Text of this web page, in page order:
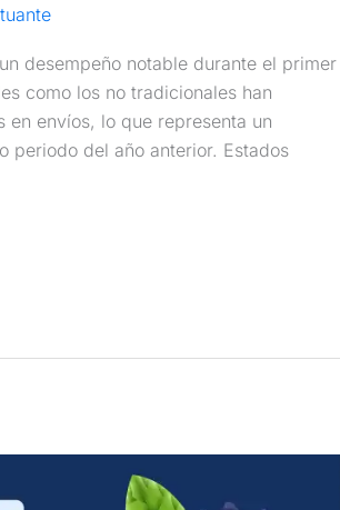
desempeño notable durante el primer
como los no tradicionales han
envíos, lo que representa un
periodo del año anterior. Estados